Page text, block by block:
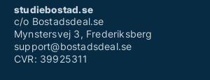
studiebostad.se
c/o Bostadsdeal.se
Mynstersvej 3, Frederiksberg
support@bostadsdeal.se
CVR: 39925311